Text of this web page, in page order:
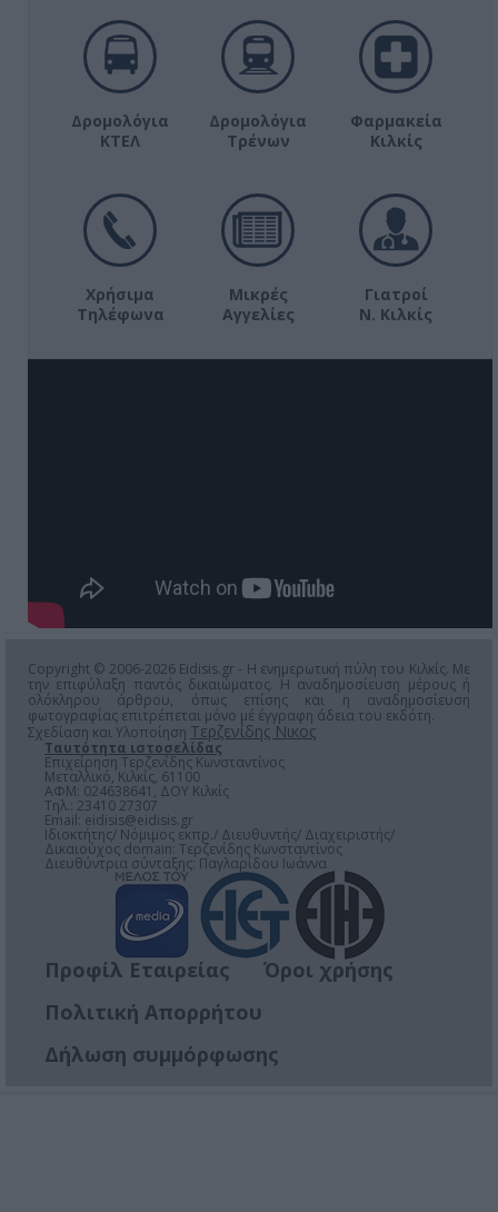
Δρομολόγια
ΚΤΕΛ
Δρομολόγια
Τρένων
Φαρμακεία
Κιλκίς
Χρήσιμα
Τηλέφωνα
Μικρές
Αγγελίες
Γιατροί
Ν. Κιλκίς
Copyright © 2006-2026 Eidisis.gr - Η ενημερωτική πύλη του Κιλκίς. Με
την επιφύλαξη παντός δικαιώματος. Η αναδημοσίευση μέρους ή
ολόκληρου άρθρου, όπως επίσης και η αναδημοσίευση
φωτογραφίας επιτρέπεται μόνο μέ έγγραφη άδεια του εκδότη.
Σχεδίαση και Υλοποίηση Τερζενίδης Νικος
Ταυτότητα ιστοσελίδας
Επιχείρηση Τερζενίδης Κωνσταντίνος
Μεταλλικό, Κιλκίς, 61100
ΑΦΜ: 024638641, ΔΟΥ Κιλκίς
Τηλ.: 23410 27307
Email: eidisis@eidisis.gr
Ιδιοκτήτης/ Νόμιμος εκπρ./ Διευθυντής/ Διαχειριστής/
Δικαιούχος domain: Τερζενίδης Κωνσταντίνος
Διευθύντρια σύνταξης: Παγλαρίδου Ιωάννα
Προφίλ Εταιρείας
Όροι χρήσης
Πολιτική Απορρήτου
Δήλωση συμμόρφωσης